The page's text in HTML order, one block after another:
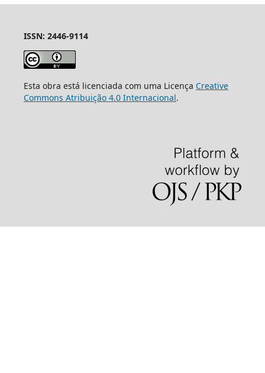
ISSN: 2446-9114
Esta obra está licenciada com uma Licença Creative
Commons Atribuição 4.0 Internacional.